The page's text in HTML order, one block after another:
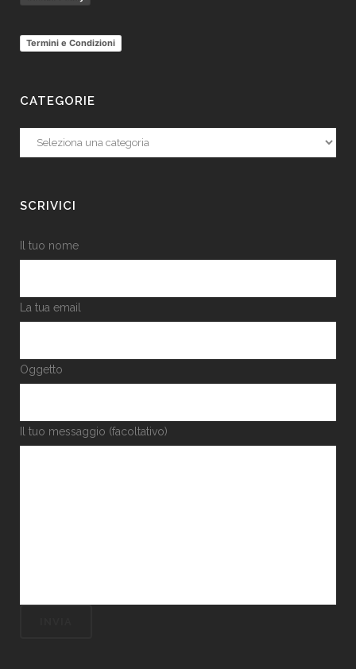
Termini e Condizioni
CATEGORIE
Categorie
SCRIVICI
Il tuo nome
La tua email
Oggetto
Il tuo messaggio (facoltativo)